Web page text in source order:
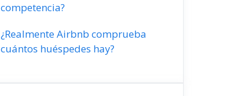
competencia?
¿Realmente Airbnb comprueba
cuántos huéspedes hay?